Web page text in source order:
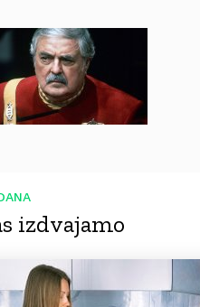
izdvajamo